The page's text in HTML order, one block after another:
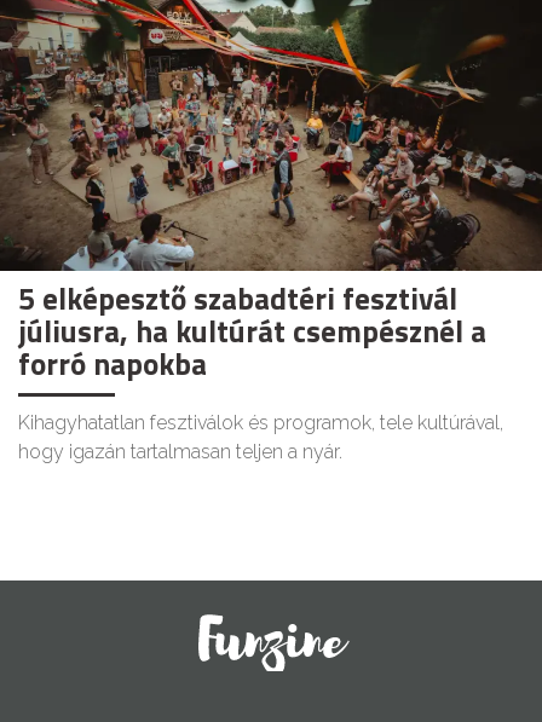
5 elképesztő szabadtéri fesztivál
júliusra, ha kultúrát csempésznél a
forró napokba
Kihagyhatatlan fesztiválok és programok, tele kultúrával,
hogy igazán tartalmasan teljen a nyár.